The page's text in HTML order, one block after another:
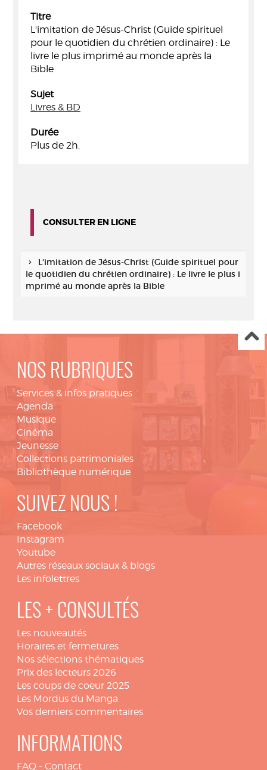
Titre
L'imitation de Jésus-Christ (Guide spirituel
pour le quotidien du chrétien ordinaire) : Le
livre le plus imprimé au monde après la
Bible
Sujet
Livres & BD
Durée
Plus de 2h.
CONSULTER EN LIGNE
L'imitation de Jésus-Christ (Guide spirituel pour
le quotidien du chrétien ordinaire) : Le livre le plus i
mprimé au monde après la Bible
NOS RUBRIQUES
Services & infos pratiques
Agenda
Musique
Cinéma
Jeunesse
Collections patrimoniales
Bibliothèque numérique
SUIVEZ NOUS !
Facebook
Instagram
Youtube
Autres réseaux sociaux & blogs
Les infolettres
LES + CONSULTÉS
Les nouveautés
Horaires et fermetures
Nos sélections thématiques
Prix des lecteurs 2026
Les coups de coeur 2025
Les Mordus du Manga
Vos derniers commentaires
INFORMATIONS
FAQ - Contact